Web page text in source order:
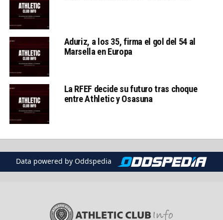
Aduriz, a los 35, firma el gol del 54 al
Marsella en Europa
La RFEF decide su futuro tras choque
entre Athletic y Osasuna
Data powered by Oddspedia